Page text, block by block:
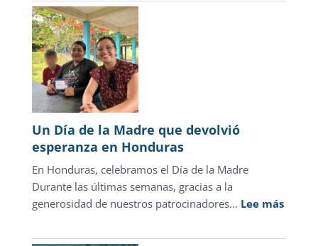
desmienten
el
discurso
punitivo:
la
justicia
adolescentes
representa
sólo
1.3%
de
carpetas
Un Día de la Madre que devolvió
esperanza en Honduras
En Honduras, celebramos el Día de la Madre
Durante las últimas semanas, gracias a la
generosidad de nuestros patrocinadores... Lee más:
Día